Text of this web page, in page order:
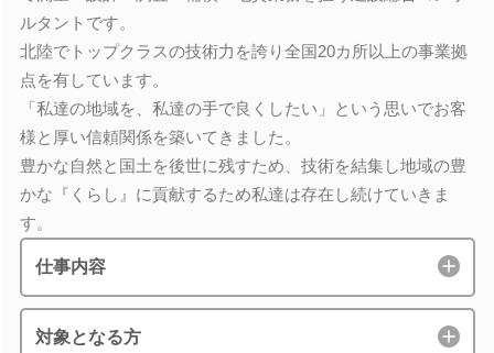
ルタントです。
北陸でトップクラスの技術力を誇り全国20カ所以上の事業拠
点を有しています。
「私達の地域を、私達の手で良くしたい」という思いでお客
様と厚い信頼関係を築いてきました。
豊かな自然と国土を後世に残すため、技術を結集し地域の豊
かな『くらし』に貢献するため私達は存在し続けていきま
す。
仕事内容
対象となる方